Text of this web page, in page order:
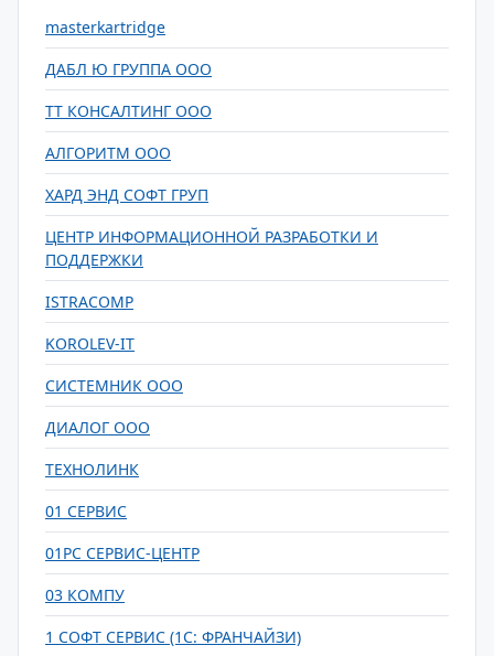
masterkartridge
ДАБЛ Ю ГРУППА ООО
ТТ КОНСАЛТИНГ ООО
АЛГОРИТМ ООО
ХАРД ЭНД СОФТ ГРУП
ЦЕНТР ИНФОРМАЦИОННОЙ РАЗРАБОТКИ И
ПОДДЕРЖКИ
ISTRACOMP
KOROLEV-IT
СИСТЕМНИК ООО
ДИАЛОГ ООО
ТЕХНОЛИНК
01 СЕРВИС
01PC СЕРВИС-ЦЕНТР
03 КОМПУ
1 СОФТ СЕРВИС (1С: ФРАНЧАЙЗИ)